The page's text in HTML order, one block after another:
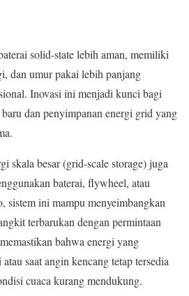
solid-state lebih aman, memiliki
dan umur pakai lebih panjang
Inovasi ini menjadi kunci bagi
dan penyimpanan energi grid yang
skala besar (grid-scale storage) juga
baterai, flywheel, atau
sistem ini mampu menyeimbangkan
terbarukan dengan permintaan
bahwa energi yang
saat angin kencang tetap tersedia
cuaca kurang mendukung.